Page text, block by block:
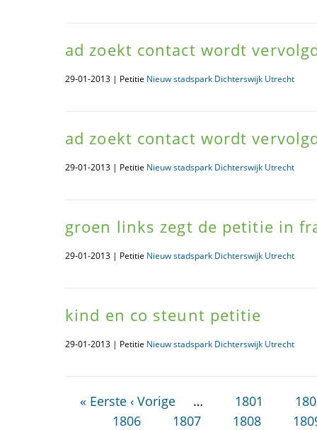
ad zoekt contact wordt
29-01-2013 | Petitie Nieuw stadspark Dichterswijk Utrecht
ad zoekt contact wordt
29-01-2013 | Petitie Nieuw stadspark Dichterswijk Utrecht
groen links zegt de petitie in
29-01-2013 | Petitie Nieuw stadspark Dichterswijk Utrecht
kind en co steunt petitie
29-01-2013 | Petitie Nieuw stadspark Dichterswijk Utrecht
« Eerste ‹ Vorige … 1801
1806
1807 1808